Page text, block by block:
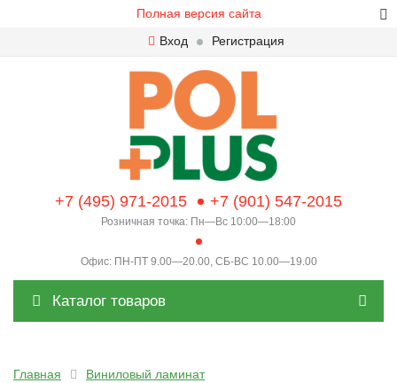
Полная версия сайта
Вход
Регистрация
+7 (495) 971-2015 +7 (901) 547-2015
Розничная точка: Пн—Вс 10:00—18:00
Офис: ПН-ПТ 9.00—20.00, СБ-ВС 10.00—19.00
Каталог товаров
Главная
Виниловый ламинат